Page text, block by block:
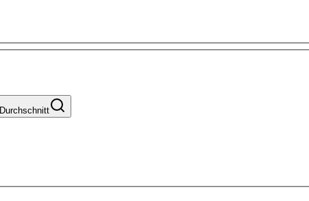
Durchschnitt